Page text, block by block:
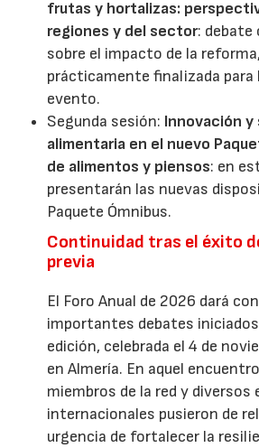
frutas y hortalizas:
regiones y del sector:
sobre el impacto de la
prácticamente finalizada para
evento.
Segunda sesión: Innovación y
alimentaria en el nuevo
de alimentos y piensos: en
presentarán las nuevas
Paquete Ómnibus.
Continuidad tras el éxito
previa
El Foro Anual de 2026 dará
importantes debates iniciados
edición, celebrada el 4 de
en Almería. En aquel
miembros de la red y diversos
internacionales pusieron de
urgencia de fortalecer la